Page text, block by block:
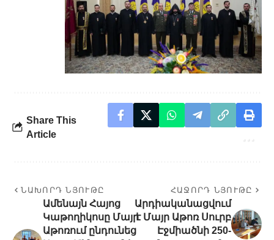
Share This
Article
ՆԱԽՈՐԴ ՆՅՈՒԹԸ
Ամենայն Հայոց
Կաթողիկոսը Մայր
Աթոռում ընդունեց
ՀԱՋՈՐԴ ՆՅՈՒԹԸ
Արդիականացվում
է Մայր Աթոռ Սուրբ
Էջմիածնի 250-